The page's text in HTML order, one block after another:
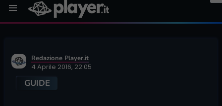
Redazione Player.it
4 Aprile 2016, 22:05
GUIDE